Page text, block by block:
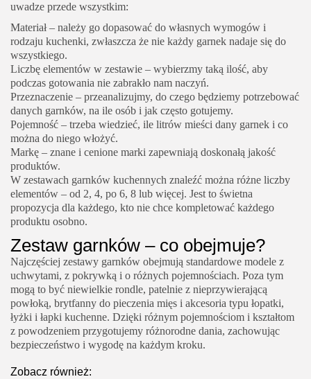
uwadze przede wszystkim:
Materiał – należy go dopasować do własnych wymogów i
rodzaju kuchenki, zwłaszcza że nie każdy garnek nadaje się do
wszystkiego.
Liczbę elementów w zestawie – wybierzmy taką ilość, aby
podczas gotowania nie zabrakło nam naczyń.
Przeznaczenie – przeanalizujmy, do czego będziemy potrzebować
danych garnków, na ile osób i jak często gotujemy.
Pojemność – trzeba wiedzieć, ile litrów mieści dany garnek i co
można do niego włożyć.
Markę – znane i cenione marki zapewniają doskonałą jakość
produktów.
W zestawach garnków kuchennych znaleźć można różne liczby
elementów – od 2, 4, po 6, 8 lub więcej. Jest to świetna
propozycja dla każdego, kto nie chce kompletować każdego
produktu osobno.
Zestaw garnków – co obejmuje?
Najczęściej zestawy garnków obejmują standardowe modele z
uchwytami, z pokrywką i o różnych pojemnościach. Poza tym
mogą to być niewielkie rondle, patelnie z nieprzywierającą
powłoką, brytfanny do pieczenia mięs i akcesoria typu łopatki,
łyżki i łapki kuchenne. Dzięki różnym pojemnościom i kształtom
z powodzeniem przygotujemy różnorodne dania, zachowując
bezpieczeństwo i wygodę na każdym kroku.
Zobacz również: